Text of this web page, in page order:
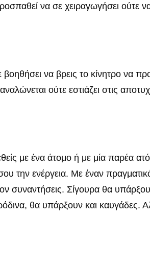
να σε χειραγωγήσει
να βρεις το κίνητρο να
ούτε εστιάζει στις
με ένα άτομο ή με μία παρέα
την ενέργεια. Με έναν
συναντήσεις. Σίγουρα θα
θα υπάρξουν και καυγάδες.